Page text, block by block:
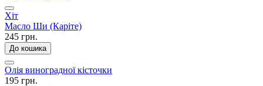
Хіт
Масло Ши (Каріте)
245 грн.
До кошика
Олія виноградної кісточки
195 грн.